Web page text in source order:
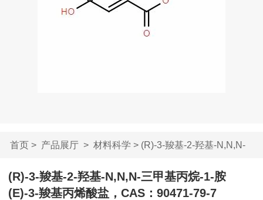
首页> 产品展厅> 材料科学 > (R)-3-羧基-2-羟基-N,N,N-
三甲...
(R)-3-羧基-2-羟基-N,N,N-三甲基丙烷-1-胺
(E)-3-羧基丙烯酸盐，CAS：90471-79-7